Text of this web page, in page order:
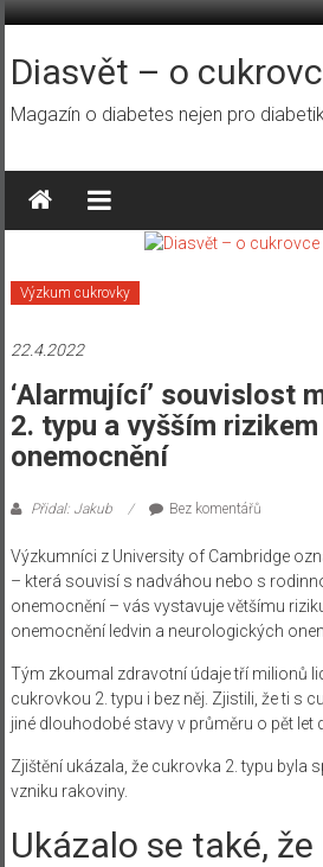
Přeskočit
obsah
Diasvět – o
Magazín o diabetes nejen pro
Výzkum cukrovky
22.4.2022
‘Alarmující’ souvislost
2. typu a vyšším
onemocnění
Přidal: Jakub Bez komentářů
Výzkumníci z University of Cambridge
– která souvisí s nadváhou nebo s
onemocnění – vás vystavuje většímu
onemocnění ledvin a neurologických
Tým zkoumal zdravotní údaje tří milionů
cukrovkou 2. typu i bez něj. Zjistili, že ti s
jiné dlouhodobé stavy v průměru o pět let
Zjištění ukázala, že cukrovka 2. typu byla
vzniku rakoviny.
Ukázalo se také,